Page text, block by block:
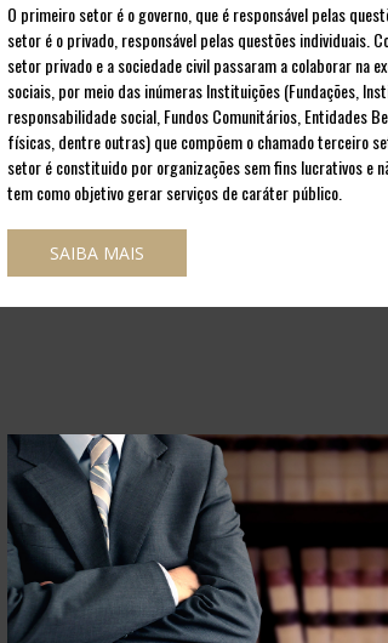
O primeiro setor é o governo, que é responsável pelas
setor é o privado, responsável pelas questões individuais.
setor privado e a sociedade civil passaram a colaborar na
sociais, por meio das inúmeras Instituições (Fundações,
responsabilidade social, Fundos Comunitários, Entidades
físicas, dentre outras) que compõem o chamado terceiro
setor é constituido por organizações sem fins lucrativos e
tem como objetivo gerar serviços de caráter público.
SAIBA MAIS